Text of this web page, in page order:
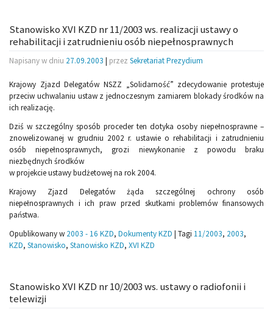
Stanowisko XVI KZD nr 11/2003 ws. realizacji ustawy o
rehabilitacji i zatrudnieniu osób niepełnosprawnych
Napisany w dniu 27.09.2003 przez Sekretariat Prezydium
Krajowy Zjazd Delegatów NSZZ „Solidarność” zdecydowanie protestuje
przeciw uchwalaniu ustaw z jednoczesnym zamiarem blokady środków na
ich realizację.
Dziś w szczególny sposób proceder ten dotyka osoby niepełnosprawne –
znowelizowanej w grudniu 2002 r. ustawie o rehabilitacji i zatrudnieniu
osób niepełnosprawnych, grozi niewykonanie z powodu braku
niezbędnych środków
w projekcie ustawy budżetowej na rok 2004.
Krajowy Zjazd Delegatów żąda szczególnej ochrony osób
niepełnosprawnych i ich praw przed skutkami problemów finansowych
państwa.
Opublikowany w 2003 - 16 KZD, Dokumenty KZD | Tagi 11/2003, 2003,
KZD, Stanowisko, Stanowisko KZD, XVI KZD
Stanowisko XVI KZD nr 10/2003 ws. ustawy o radiofonii i
telewizji